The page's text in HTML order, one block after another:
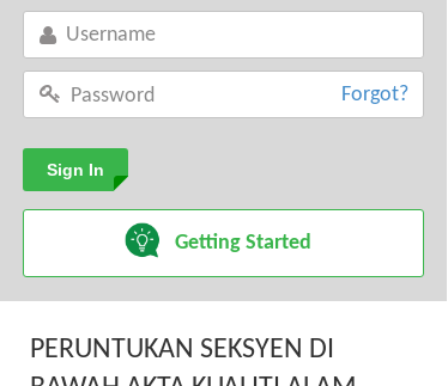
Facility List
Regulation References
FAQ
Inquiry
Forgot?
Getting Started
PERUNTUKAN SEKSYEN DI